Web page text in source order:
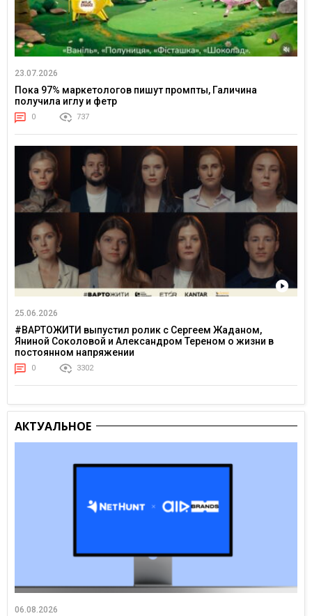
23.07.2026
Пока 97% маркетологов пишут промпты, Галичина
получила иглу и фетр
0 737
25.06.2026
#ВАРТОЖИТИ выпустил ролик с Сергеем Жаданом,
Яниной Соколовой и Александром Тереном о жизни в
постоянном напряжении
0 3302
АКТУАЛЬНОЕ
06.08.2026